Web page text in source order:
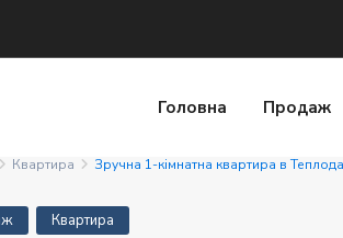
Головна Продаж
Квартира Зручна 1-кімнатна квартира в
Квартира